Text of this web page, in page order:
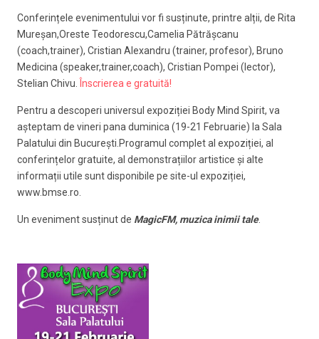
Conferințele evenimentului vor fi susținute, printre alții, de Rita
Mureșan,Oreste Teodorescu,Camelia Pătrășcanu
(coach,trainer), Cristian Alexandru (trainer, profesor), Bruno
Medicina (speaker,trainer,coach), Cristian Pompei (lector),
Stelian Chivu.
Înscrierea e gratuită!
Pentru a descoperi universul expoziției Body Mind Spirit, va
așteptam de vineri pana duminica (19-21 Februarie) la Sala
Palatului din București.Programul complet al expoziției, al
conferințelor gratuite, al demonstrațiilor artistice și alte
informații utile sunt disponibile pe site-ul expoziției,
www.bmse.ro.
Un eveniment susținut de MagicFM, muzica inimii tale.